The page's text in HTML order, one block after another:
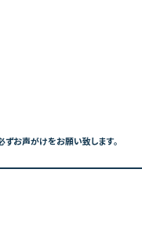
お声がけをお願い致します。